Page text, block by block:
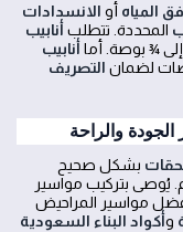
المياه أو الانسدادات
المحددة. تتطلبأنابيب
¾ بوصة. أماأنابيب
التصريف
والراحة
بشكل صحيح
يُوصى بتركيب مواسير
بينما تُفضل مواسير المراحيض
وأكواد البناء السعودية